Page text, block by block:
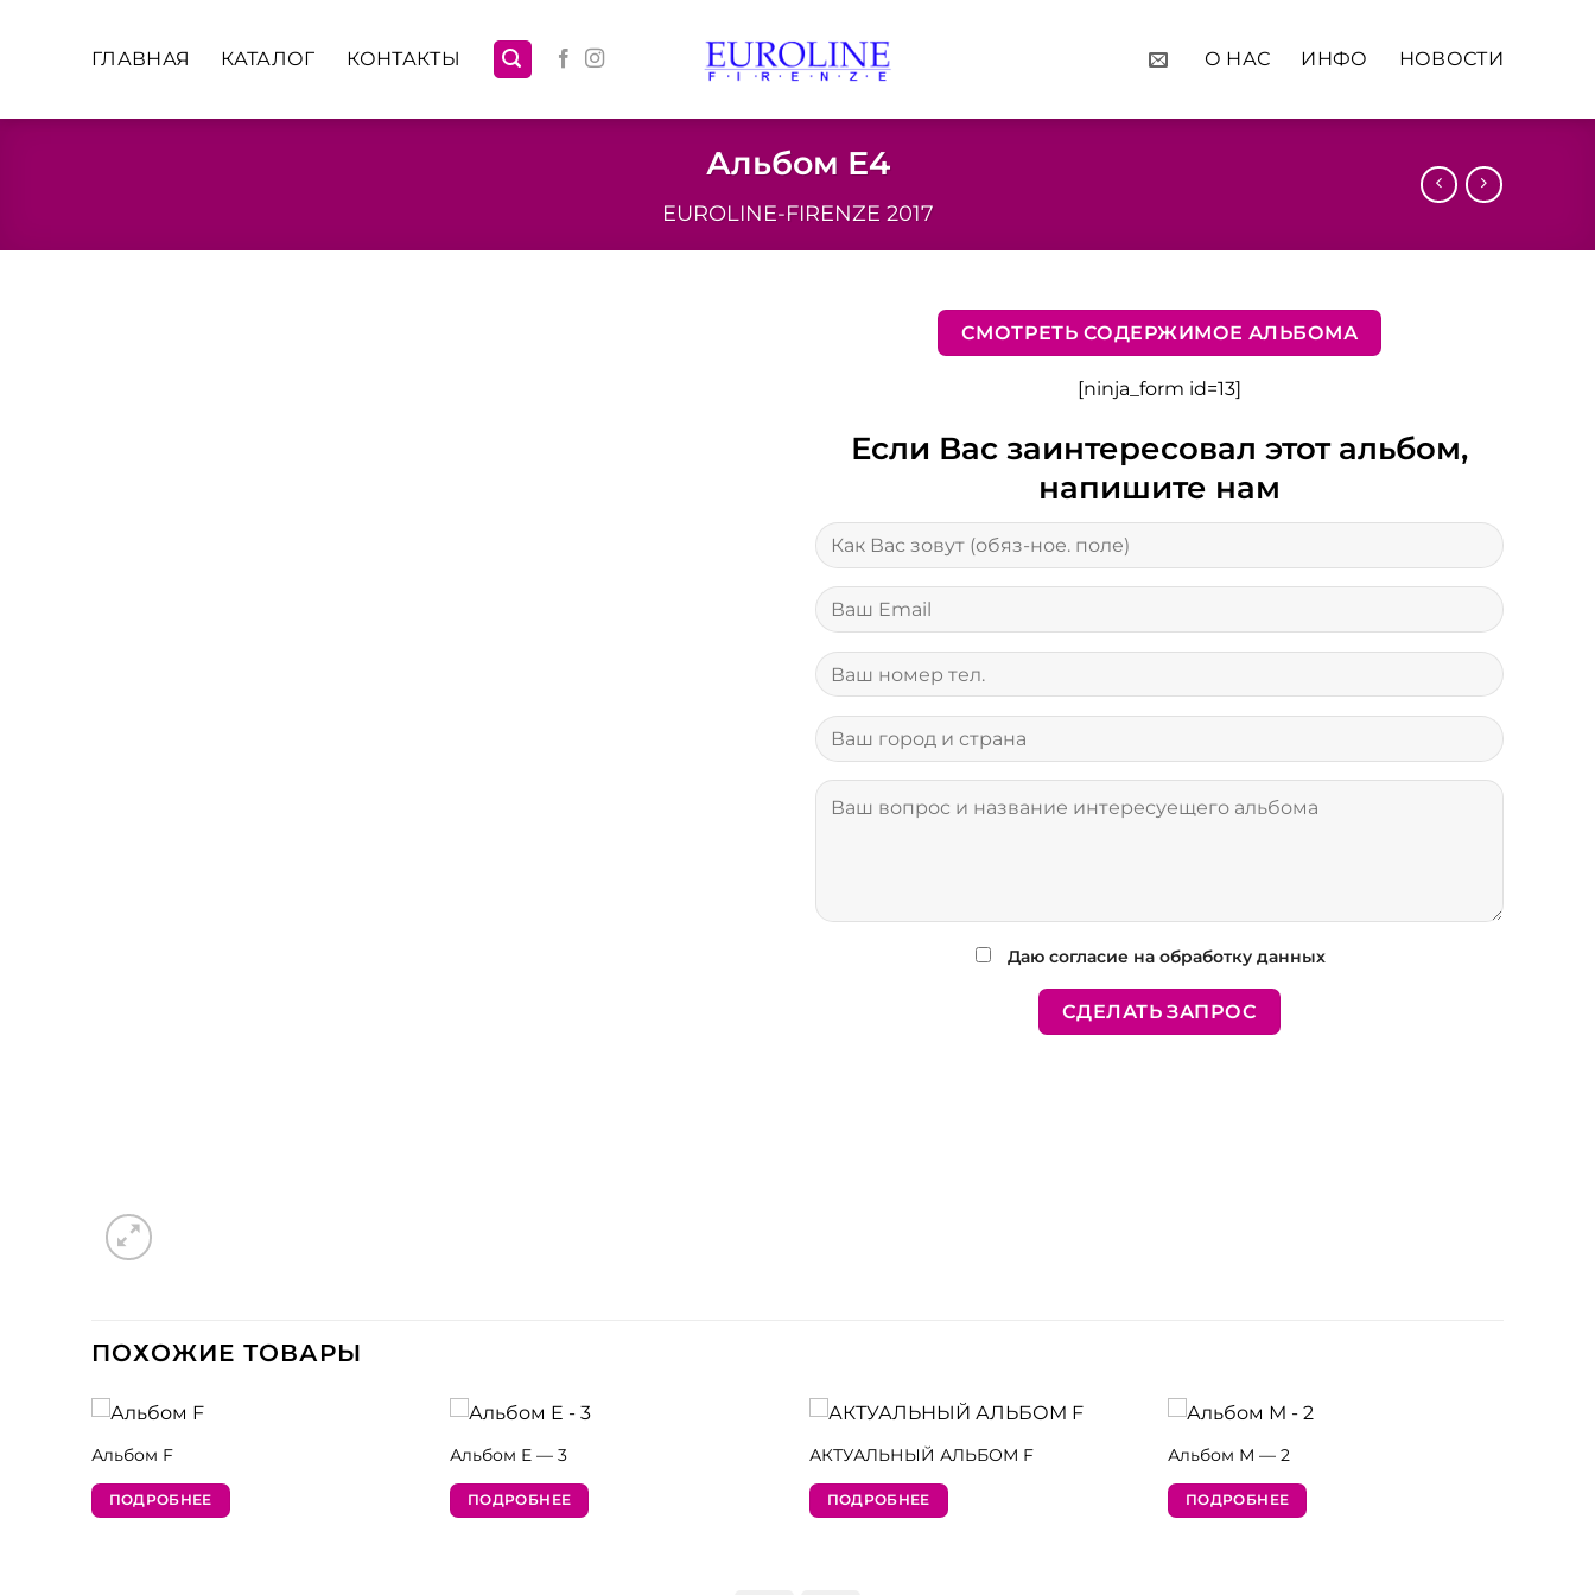
ГЛАВНАЯ КАТАЛОГ КОНТАКТЫ О НАС ИНФО НОВОСТИ
Альбом Е4
EUROLINE-FIRENZE 2017
СМОТРЕТЬ СОДЕРЖИМОЕ АЛЬБОМА
[ninja_form id=13]
Если Вас заинтересовал этот альбом,
напишите нам
Даю согласие на обработку данных
ПОХОЖИЕ ТОВАРЫ
Альбом F
ПОДРОБНЕЕ
Альбом E — 3
ПОДРОБНЕЕ
АКТУАЛЬНЫЙ АЛЬБОМ F
ПОДРОБНЕЕ
Альбом М — 2
ПОДРОБНЕЕ